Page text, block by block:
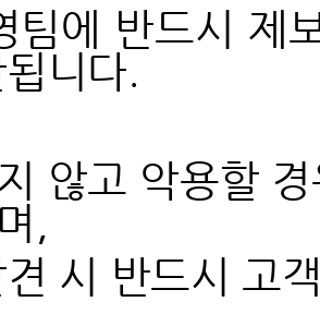
팀에 반드시 제
니다.
않고 악용할
,
시 반드시 고